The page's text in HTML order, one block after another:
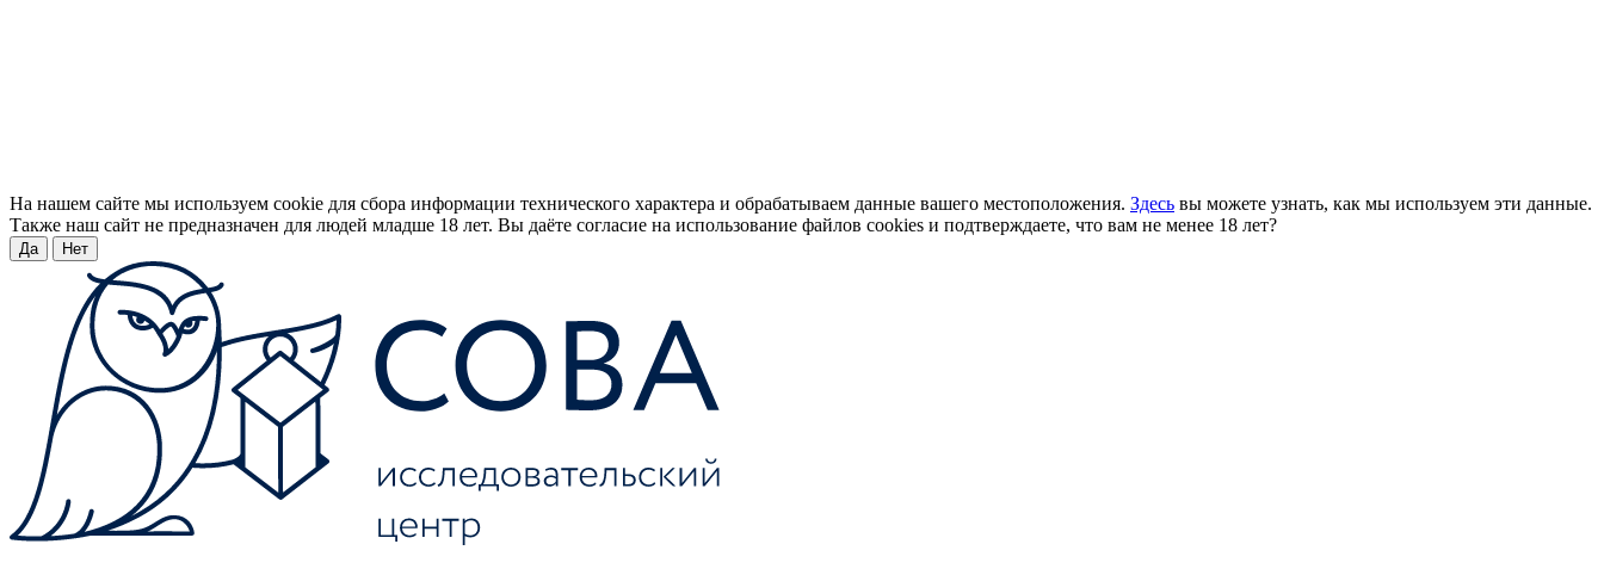
На нашем сайте мы используем cookie для сбора информации технического характера и обрабатываем данные вашего местоположения. Здесь вы можете узнать, как мы используем эти данные.
Также наш сайт не предназначен для людей младше 18 лет. Вы даёте согласие на использование файлов cookies и подтверждаете, что вам не менее 18 лет?
Да Нет